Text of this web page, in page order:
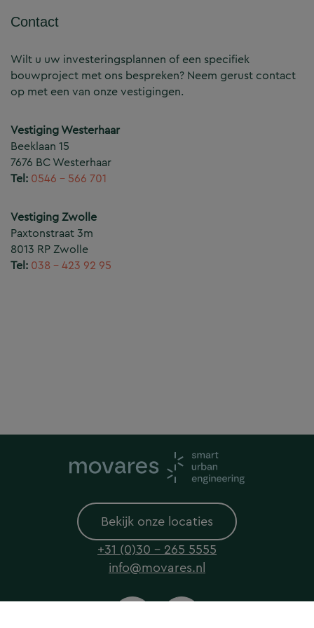
Contact
Wilt u uw investeringsplannen of een specifiek
bouwproject met ons bespreken? Neem gerust contact
op met een van onze vestigingen.
Vestiging Westerhaar
Beeklaan 15
7676 BC Westerhaar
Tel: 0546 – 566 701
Vestiging Zwolle
Paxtonstraat 3m
8013 RP Zwolle
Tel: 038 – 423 92 95
Bekijk onze locaties
+31 (0)30 - 265 5555
info@movares.nl